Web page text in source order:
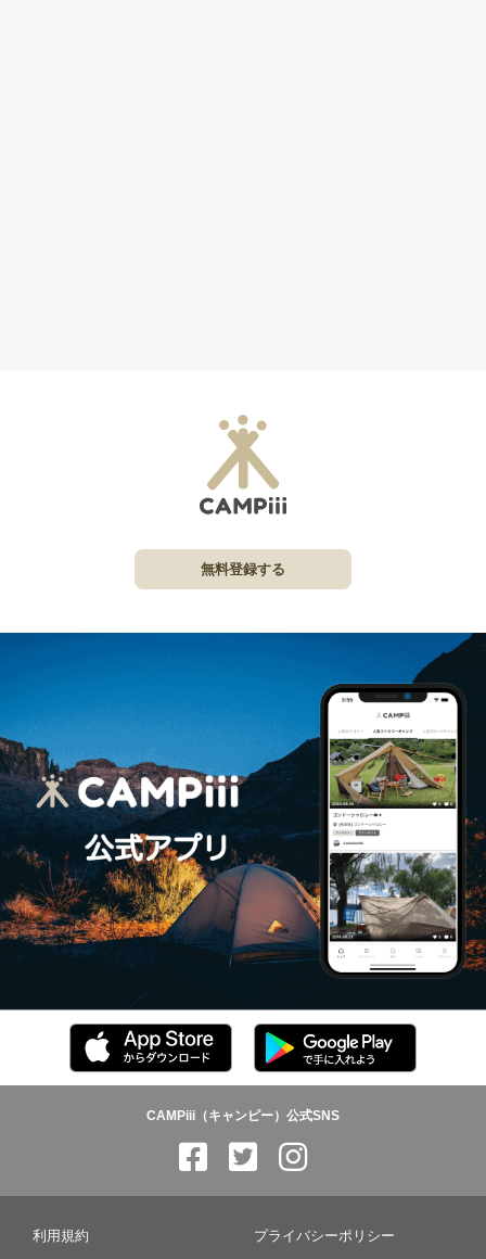
無料登録する
CAMPiii（キャンピー）公式SNS
利用規約 プライバシーポリシー